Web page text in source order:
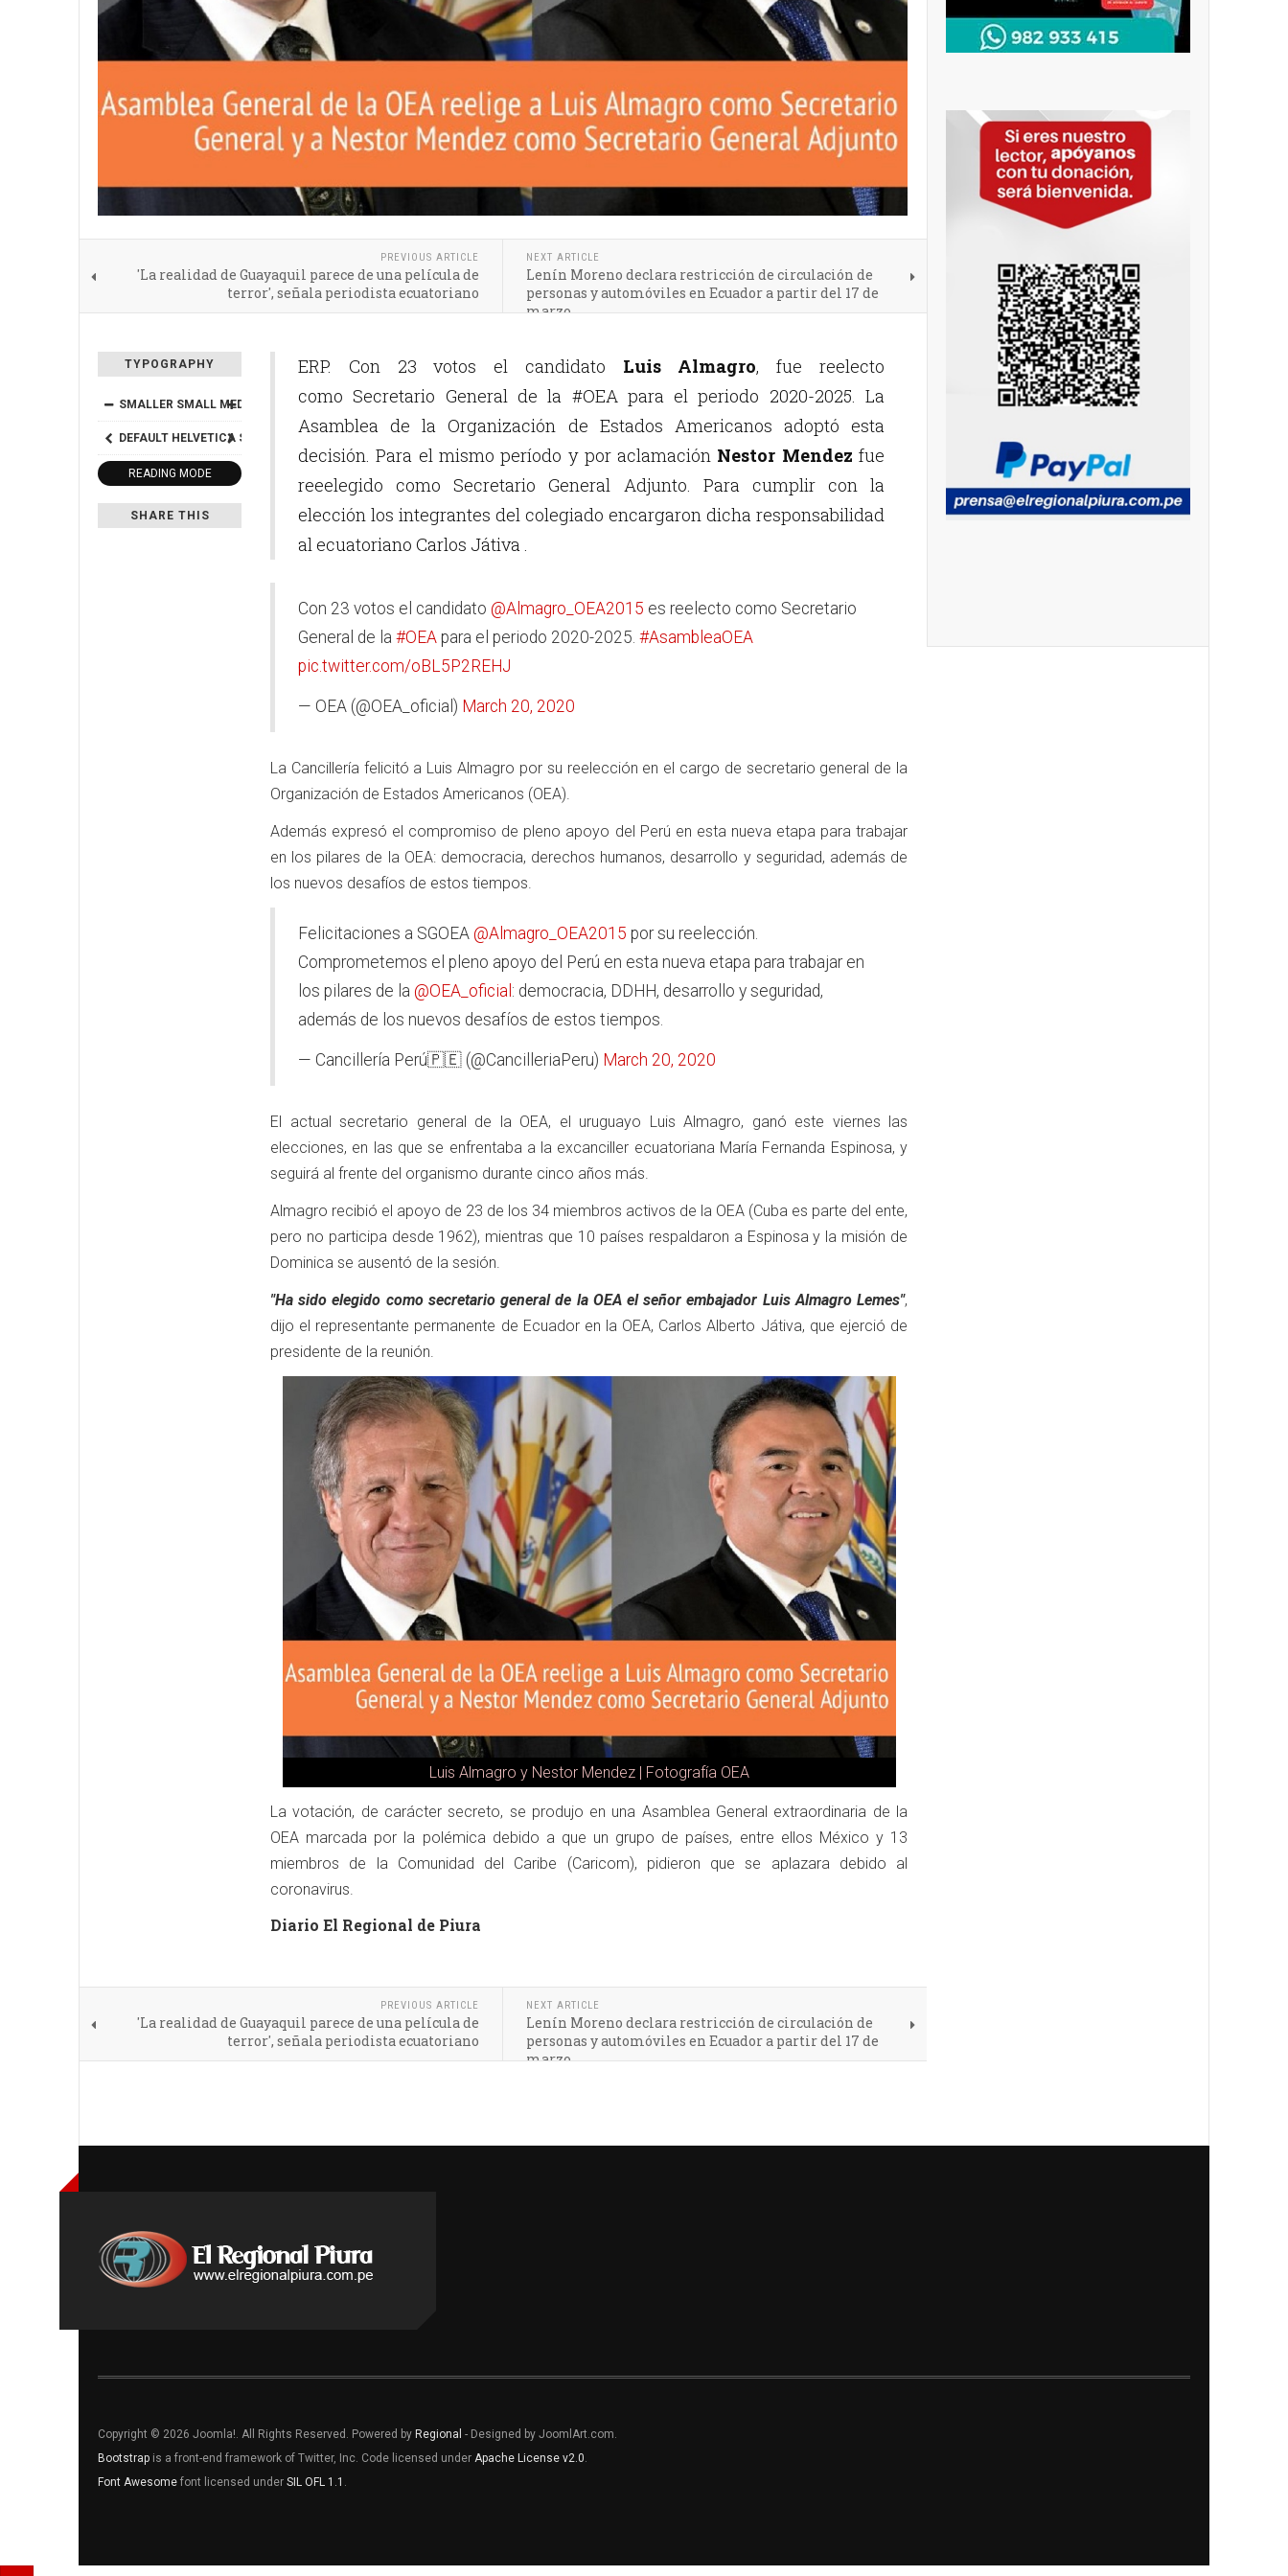
PREVIOUS ARTICLE
'La realidad de Guayaquil parece de una película de
terror', señala periodista ecuatoriano
NEXT ARTICLE
Lenín Moreno declara restricción de circulación de
personas y automóviles en Ecuador a partir del 17 de
marzo
TYPOGRAPHY
SMALLER SMALL MEDIUM BIGGER
DEFAULT HELVETICA SEGOE
READING MODE
SHARE THIS
ERP. Con 23 votos el candidato Luis Almagro, fue reelecto
como Secretario General de la #OEA para el periodo 2020-2025. La
Asamblea de la Organización de Estados Americanos adoptó esta
decisión. Para el mismo período y por aclamación Nestor Mendez fue
reeelegido como Secretario General Adjunto. Para cumplir con la
elección los integrantes del colegiado encargaron dicha responsabilidad
al ecuatoriano Carlos Játiva .
Con 23 votos el candidato @Almagro_OEA2015 es reelecto como Secretario
General de la #OEA para el periodo 2020-2025. #AsambleaOEA
pic.twitter.com/oBL5P2REHJ
— OEA (@OEA_oficial) March 20, 2020
La Cancillería felicitó a Luis Almagro por su reelección en el cargo de secretario general de la
Organización de Estados Americanos (OEA).
Además expresó el compromiso de pleno apoyo del Perú en esta nueva etapa para trabajar
en los pilares de la OEA: democracia, derechos humanos, desarrollo y seguridad, además de
los nuevos desafíos de estos tiempos.
Felicitaciones a SGOEA @Almagro_OEA2015 por su reelección.
Comprometemos el pleno apoyo del Perú en esta nueva etapa para trabajar en
los pilares de la @OEA_oficial : democracia, DDHH, desarrollo y seguridad,
además de los nuevos desafíos de estos tiempos.
— Cancillería Perú🇵🇪 (@CancilleriaPeru) March 20, 2020
El actual secretario general de la OEA, el uruguayo Luis Almagro, ganó este viernes las
elecciones, en las que se enfrentaba a la excanciller ecuatoriana María Fernanda Espinosa, y
seguirá al frente del organismo durante cinco años más.
Almagro recibió el apoyo de 23 de los 34 miembros activos de la OEA (Cuba es parte del ente,
pero no participa desde 1962), mientras que 10 países respaldaron a Espinosa y la misión de
Dominica se ausentó de la sesión.
"Ha sido elegido como secretario general de la OEA el señor embajador Luis Almagro Lemes",
dijo el representante permanente de Ecuador en la OEA, Carlos Alberto Játiva, que ejerció de
presidente de la reunión.
Luis Almagro y Nestor Mendez | Fotografía OEA
La votación, de carácter secreto, se produjo en una Asamblea General extraordinaria de la
OEA marcada por la polémica debido a que un grupo de países, entre ellos México y 13
miembros de la Comunidad del Caribe (Caricom), pidieron que se aplazara debido al
coronavirus.
Diario El Regional de Piura
PREVIOUS ARTICLE
'La realidad de Guayaquil parece de una película de
terror', señala periodista ecuatoriano
NEXT ARTICLE
Lenín Moreno declara restricción de circulación de
personas y automóviles en Ecuador a partir del 17 de
marzo
Copyright © 2026 Joomla!. All Rights Reserved. Powered by Regional - Designed by JoomlArt.com.
Bootstrap is a front-end framework of Twitter, Inc. Code licensed under Apache License v2.0
Font Awesome font licensed under SIL OFL 1.1